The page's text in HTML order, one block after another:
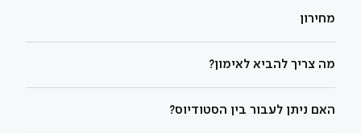
מחירון
מה צריך להביא לאימון?
האם ניתן לעבור בין הסטודיוס?